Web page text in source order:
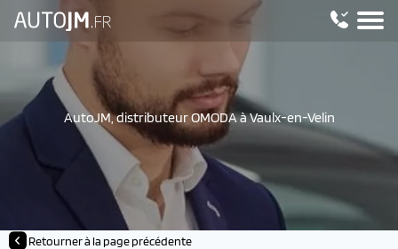
AutoJM, distributeur OMODA à Vaulx-en-Velin
Retourner à la page précédente